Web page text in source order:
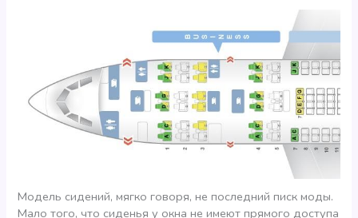
Модель сидений, мягко говоря, не последний писк моды.
Мало того, что сиденья у окна не имеют прямого доступа